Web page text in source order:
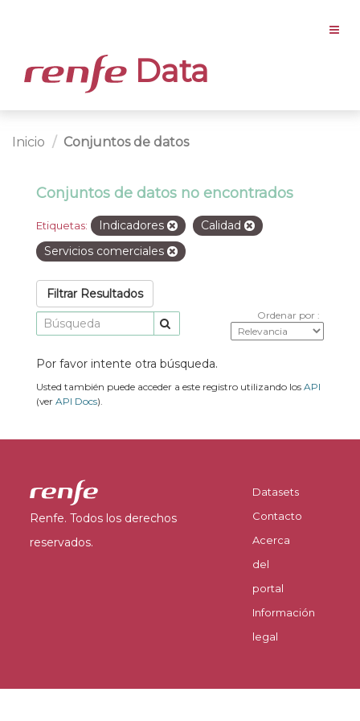
Data
Inicio Conjuntos de datos
Conjuntos de datos no encontrados
Etiquetas: Indicadores
Calidad
Servicios comerciales
Filtrar Resultados
Ordenar por
Por favor intente otra búsqueda.
Usted también puede acceder a este registro utilizando los API
(ver API Docs).
Renfe. Todos los derechos
reservados.
Datasets
Contacto
Acerca
del
portal
Información
legal